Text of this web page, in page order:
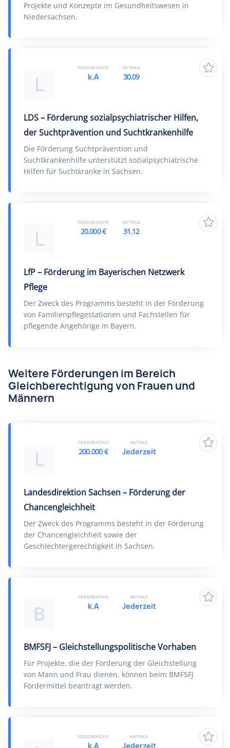
Projekte und Konzepte im Gesundheitswesen in
Niedersachsen.
L
LDS – Förderung sozialpsychiatrischer Hilfen,
der Suchtprävention und Suchtkrankenhilfe
Die Förderung Suchtprävention und
Suchtkrankenhilfe unterstützt sozialpsychiatrische
Hilfen für Suchtkranke in Sachsen.
FÖRDERHÖHE
k.A
ANTRAG
30.09
L
LfP – Förderung im Bayerischen Netzwerk
Pflege
Der Zweck des Programms besteht in der Förderung
von Familienpflegestationen und Fachstellen für
pflegende Angehörige in Bayern.
FÖRDERHÖHE
20.000 €
ANTRAG
31.12
Weitere Förderungen im Bereich
Gleichberechtigung von Frauen und
Männern
L
Landesdirektion Sachsen – Förderung der
Chancengleichheit
Der Zweck des Programms besteht in der Förderung
der Chancengleichheit sowie der
Geschlechtergerechtigkeit in Sachsen.
FÖRDERHÖHE
200.000 €
ANTRAG
Jederzeit
B
BMFSFJ – Gleichstellungspolitische Vorhaben
Für Projekte, die der Förderung der Gleichstellung
von Mann und Frau dienen, können beim BMFSFJ
Fördermittel beantragt werden.
FÖRDERHÖHE
k.A
ANTRAG
Jederzeit
FÖRDERHÖHE
k.A
ANTRAG
Jederzeit